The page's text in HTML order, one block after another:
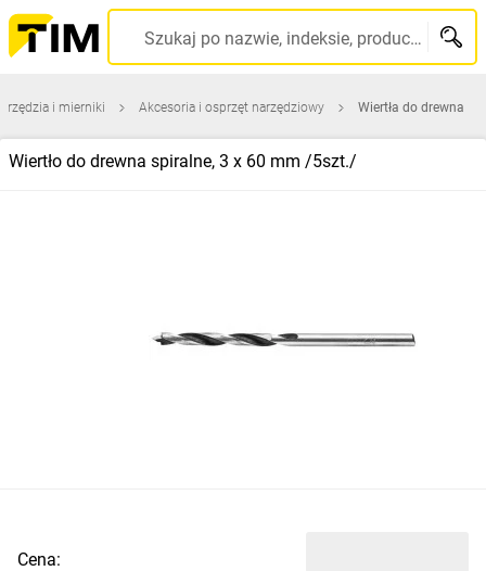
Szukaj po nazwie, indeksie, producencie, kodzie kreskowym...
i mierniki Akcesoria i osprzęt narzędziowy Wiertła do drewna
Wiertło do drewna spiralne, 3 x 60 mm /5szt./
Cena: